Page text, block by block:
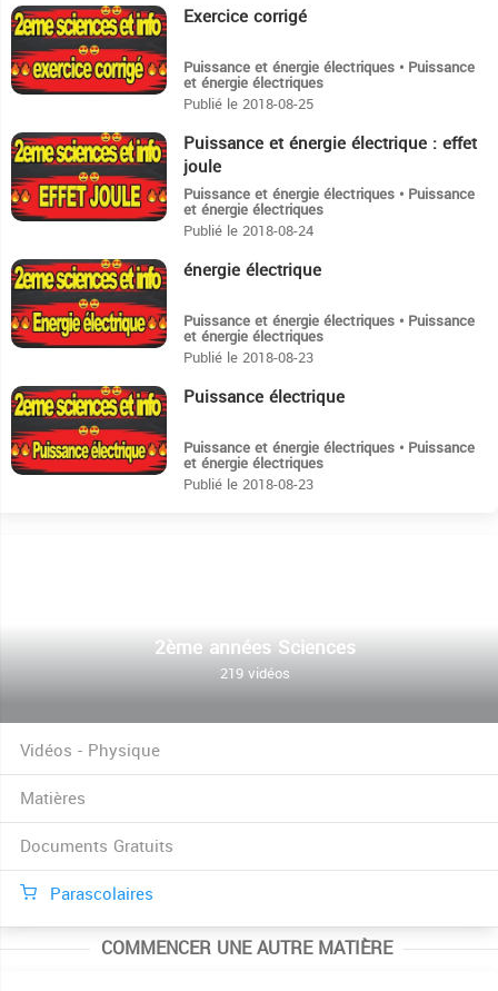
16:58 Exercice corrigé
Puissance et énergie électriques • Puissance
et énergie électriques
Publié le 2018-08-25
3:13 Puissance et énergie électrique : effet
joule
Puissance et énergie électriques • Puissance
et énergie électriques
Publié le 2018-08-24
12:11 énergie électrique
Puissance et énergie électriques • Puissance
et énergie électriques
Publié le 2018-08-23
16:44 Puissance électrique
Puissance et énergie électriques • Puissance
et énergie électriques
Publié le 2018-08-23
2ème années Sciences
219 vidéos
Vidéos - Physique
Matières
Documents Gratuits
Parascolaires
COMMENCER UNE AUTRE MATIÈRE